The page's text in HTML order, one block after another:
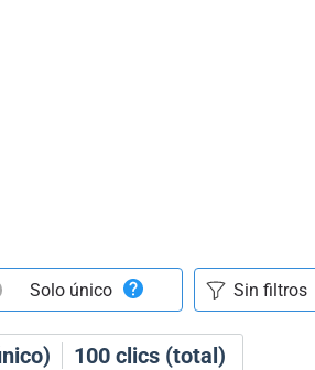
100 clics (total)
Solo único